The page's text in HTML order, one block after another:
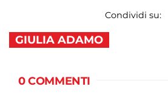
Condividi su:
GIULIA ADAMO
0 COMMENTI